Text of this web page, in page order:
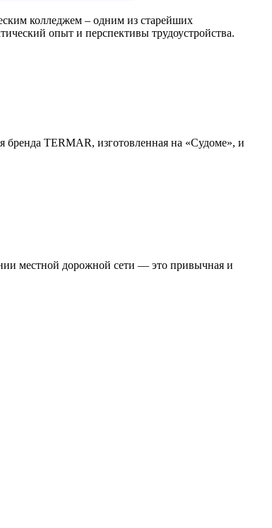
колледжем – одним из старейших
опыт и перспективы трудоустройства.
бренда TERMAR, изготовленная на «Судоме», и
местной дорожной сети — это привычная и